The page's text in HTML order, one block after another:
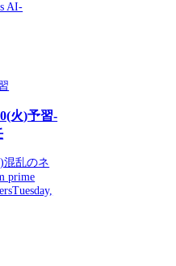
AI-
火)予習-
混乱のネ
prime